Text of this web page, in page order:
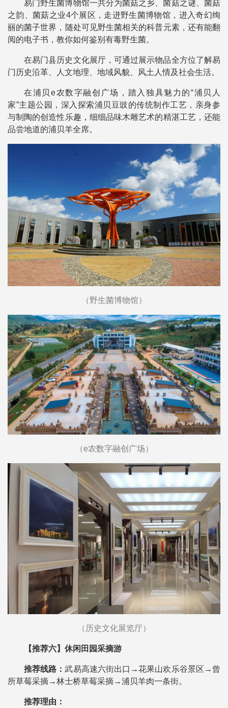
易门野生菌博物馆一共分为菌菇之乡、菌菇之谜、菌菇
之韵、菌菇之业4个展区，走进野生菌博物馆，进入奇幻绚
丽的菌子世界，随处可见野生菌相关的科普元素，还有能翻
阅的电子书，教你如何鉴别有毒野生菌。
在易门县历史文化展厅，可通过展示物品全方位了解易
门历史沿革、人文地理、地域风貌、风土人情及社会生活。
在浦贝e农数字融创广场，踏入独具魅力的“浦贝人
家”主题公园，深入探索浦贝豆豉的传统制作工艺，亲身参
与制陶的创造性乐趣，细细品味木雕艺术的精湛工艺，还能
品尝地道的浦贝羊全席。
（野生菌博物馆）
（e农数字融创广场）
（历史文化展览厅）
【推荐六】休闲田园采摘游
推荐线路：武易高速六街出口→花果山欢乐谷景区→曾
所草莓采摘→林士桥草莓采摘→浦贝羊肉一条街。
推荐理由：